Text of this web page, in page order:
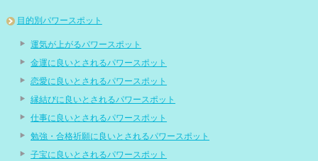
目的別パワースポット
運気が上がるパワースポット
金運に良いとされるパワースポット
恋愛に良いとされるパワースポット
縁結びに良いとされるパワースポット
仕事に良いとされるパワースポット
勉強・合格祈願に良いとされるパワースポット
子宝に良いとされるパワースポット